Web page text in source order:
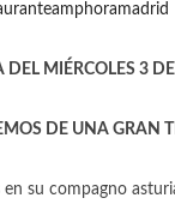
MIÉRCOLES 3
DE UNA GRAN
su compagno